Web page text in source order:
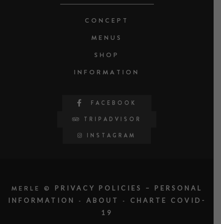
CONCEPT
MENUS
SHOP
INFORMATION
FACEBOOK
TRIPADVISOR
INSTAGRAM
MERLE ©
PRIVACY POLICIES – PERSONAL
INFORMATION
- ABOUT -
CHARTE COVID-
19